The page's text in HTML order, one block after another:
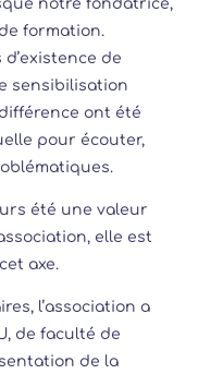
notre fondatrice,
formation.
de
sensibilisation
ont été
pour écouter,
été une valeur
elle est
axe.
l’association a
de faculté de
de la